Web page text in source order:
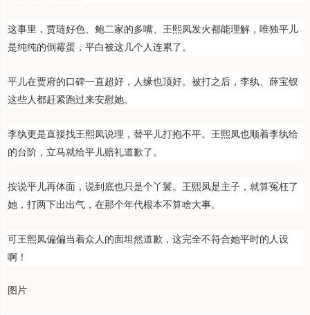
这事里，贾琏好色、鲍二家的多嘴、王熙凤发火都能理解，唯独平儿
是纯纯的倒霉蛋，平白被这几个人连累了。
平儿在贾府的口碑一直超好，人缘也顶好。被打之后，李纨、薛宝钗
这些人都赶紧跑过来安慰她。
李纨更是直接找王熙凤说理，替平儿打抱不平。王熙凤也顺着李纨给
的台阶，立马就给平儿赔礼道歉了。
按说平儿再体面，说到底也只是个丫鬟。王熙凤是主子，就算冤枉了
她，打两下出出气，在那个年代根本不算啥大事。
可王熙凤偏偏当着众人的面坦然道歉，这完全不符合她平时的人设
啊！
图片